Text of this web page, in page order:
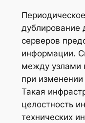
дублирование
серверов
информации.
между узлами
при
Такая
целостность
технических